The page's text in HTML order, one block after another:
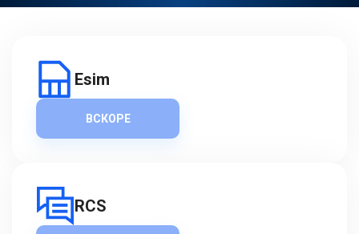
Esim
ВСКОРЕ
RCS